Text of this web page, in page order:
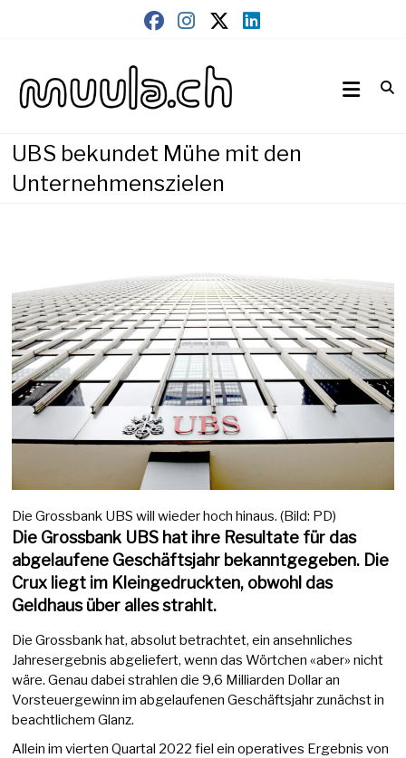
muula.ch
UBS bekundet Mühe mit den
Unternehmenszielen
Die Grossbank UBS will wieder hoch hinaus. (Bild: PD)
Die Grossbank UBS hat ihre Resultate für das
abgelaufene Geschäftsjahr bekanntgegeben. Die
Crux liegt im Kleingedruckten, obwohl das
Geldhaus über alles strahlt.
Die Grossbank hat, absolut betrachtet, ein ansehnliches
Jahresergebnis abgeliefert, wenn das Wörtchen «aber» nicht
wäre. Genau dabei strahlen die 9,6 Milliarden Dollar an
Vorsteuergewinn im abgelaufenen Geschäftsjahr zunächst in
beachtlichem Glanz.
Allein im vierten Quartal 2022 fiel ein operatives Ergebnis von